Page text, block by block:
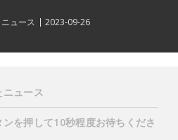
ニュース 2023-09-26
ニュース
を押して10秒程度お待ちくださ